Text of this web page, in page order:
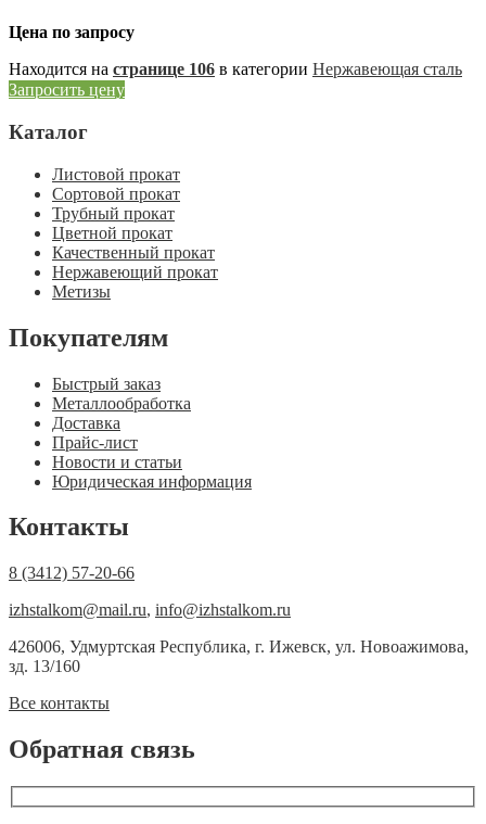
Цена по запросу
Находится на странице 106 в категории Нержавеющая сталь
Запросить цену
Каталог
Листовой прокат
Сортовой прокат
Трубный прокат
Цветной прокат
Качественный прокат
Нержавеющий прокат
Метизы
Покупателям
Быстрый заказ
Металлообработка
Доставка
Прайс-лист
Новости и статьи
Юридическая информация
Контакты
8 (3412) 57-20-66
izhstalkom@mail.ru, info@izhstalkom.ru
426006, Удмуртская Республика, г. Ижевск, ул. Новоажимова,
зд. 13/160
Все контакты
Обратная связь